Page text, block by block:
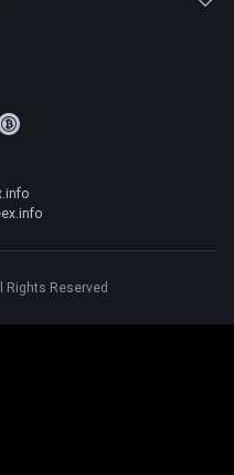
Rights Reserved